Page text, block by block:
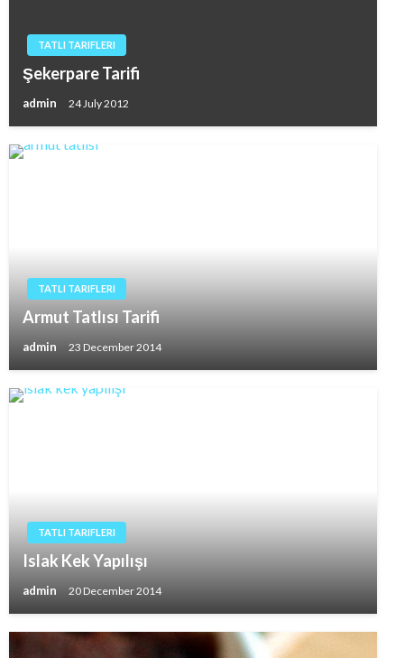
TATLI TARIFLERI
Şekerpare Tarifi
admin 24 July 2012
TATLI TARIFLERI
Armut Tatlısı Tarifi
admin 23 December 2014
TATLI TARIFLERI
Islak Kek Yapılışı
admin 20 December 2014